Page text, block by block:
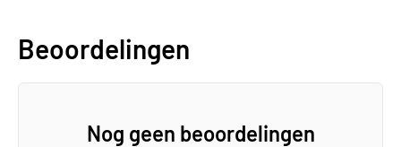
Beoordelingen
Nog geen beoordelingen